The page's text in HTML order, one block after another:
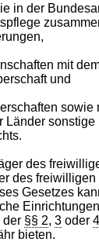
in der
mit
und
sowie
Länder
des
des
Gesetzes
der §§ 2,3 oder4
bieten.